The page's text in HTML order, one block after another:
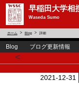
早稲田大学相
Waseda Sumo
ホーム Blog 詳細
Blog ブログ更新情報
<
2021-12-31